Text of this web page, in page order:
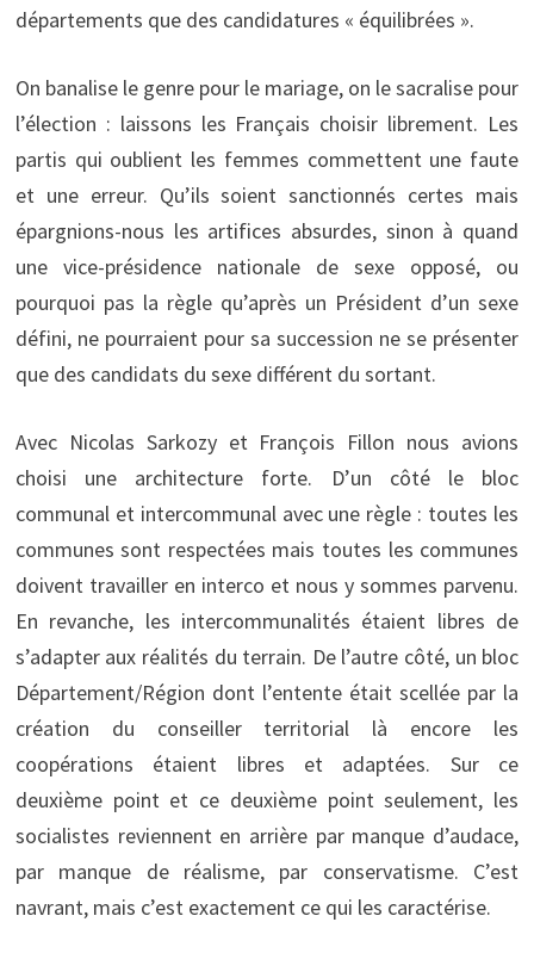
départements que des candidatures « équilibrées ».
On banalise le genre pour le mariage, on le sacralise pour
l’élection : laissons les Français choisir librement. Les
partis qui oublient les femmes commettent une faute
et une erreur. Qu’ils soient sanctionnés certes mais
épargnions-nous les artifices absurdes, sinon à quand
une vice-présidence nationale de sexe opposé, ou
pourquoi pas la règle qu’après un Président d’un sexe
défini, ne pourraient pour sa succession ne se présenter
que des candidats du sexe différent du sortant.
Avec Nicolas Sarkozy et François Fillon nous avions
choisi une architecture forte. D’un côté le bloc
communal et intercommunal avec une règle : toutes les
communes sont respectées mais toutes les communes
doivent travailler en interco et nous y sommes parvenu.
En revanche, les intercommunalités étaient libres de
s’adapter aux réalités du terrain. De l’autre côté, un bloc
Département/Région dont l’entente était scellée par la
création du conseiller territorial là encore les
coopérations étaient libres et adaptées. Sur ce
deuxième point et ce deuxième point seulement, les
socialistes reviennent en arrière par manque d’audace,
par manque de réalisme, par conservatisme. C’est
navrant, mais c’est exactement ce qui les caractérise.